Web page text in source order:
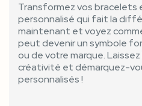
Transformez vos bracelets
personnalisé qui fait la
maintenant et voyez
peut devenir un symbole
ou de votre marque.
créativité et démarquez-
personnalisés !